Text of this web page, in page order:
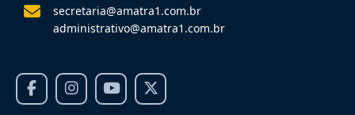
secretaria@amatra1.com.br
administrativo@amatra1.com.br